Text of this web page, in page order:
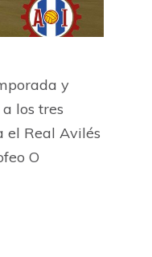
y
los tres
el Real Avilés
O